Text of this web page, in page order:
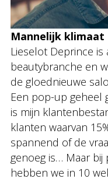
Mannelijk klimaat
Lieselot Deprince is
beautybranche en
de gloednieuwe
Een pop-up geheel
is mijn
klanten waarvan
spannend of de
genoeg is… Maar
hebben we in 10